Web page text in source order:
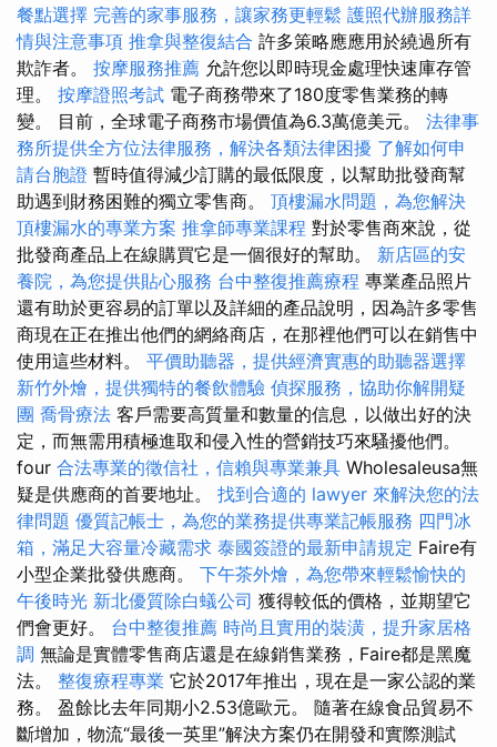
餐點選擇 完善的家事服務，讓家務更輕鬆 護照代辦服務詳
情與注意事項 推拿與整復結合 許多策略應應用於繞過所有
欺詐者。 按摩服務推薦 允許您以即時現金處理快速庫存管
理。 按摩證照考試 電子商務帶來了180度零售業務的轉
變。 目前，全球電子商務市場價值為6.3萬億美元。 法律事
務所提供全方位法律服務，解決各類法律困擾 了解如何申
請台胞證 暫時值得減少訂購的最低限度，以幫助批發商幫
助遇到財務困難的獨立零售商。 頂樓漏水問題，為您解決
頂樓漏水的專業方案 推拿師專業課程 對於零售商來說，從
批發商產品上在線購買它是一個很好的幫助。 新店區的安
養院，為您提供貼心服務 台中整復推薦療程 專業產品照片
還有助於更容易的訂單以及詳細的產品說明，因為許多零售
商現在正在推出他們的網絡商店，在那裡他們可以在銷售中
使用這些材料。 平價助聽器，提供經濟實惠的助聽器選擇
新竹外燴，提供獨特的餐飲體驗 偵探服務，協助你解開疑
團 喬骨療法 客戶需要高質量和數量的信息，以做出好的決
定，而無需用積極進取和侵入性的營銷技巧來騷擾他們。
four 合法專業的徵信社，信賴與專業兼具 Wholesaleusa無
疑是供應商的首要地址。 找到合適的 lawyer 來解決您的法
律問題 優質記帳士，為您的業務提供專業記帳服務 四門冰
箱，滿足大容量冷藏需求 泰國簽證的最新申請規定 Faire有
小型企業批發供應商。 下午茶外燴，為您帶來輕鬆愉快的
午後時光 新北優質除白蟻公司 獲得較低的價格，並期望它
們會更好。 台中整復推薦 時尚且實用的裝潢，提升家居格
調 無論是實體零售商店還是在線銷售業務，Faire都是黑魔
法。 整復療程專業 它於2017年推出，現在是一家公認的業
務。 盈餘比去年同期小2.53億歐元。 隨著在線食品貿易不
斷增加，物流“最後一英里”解決方案仍在開發和實際測試